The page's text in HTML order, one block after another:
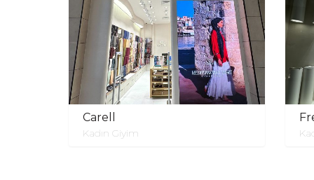
Carell
Kadın Giyim